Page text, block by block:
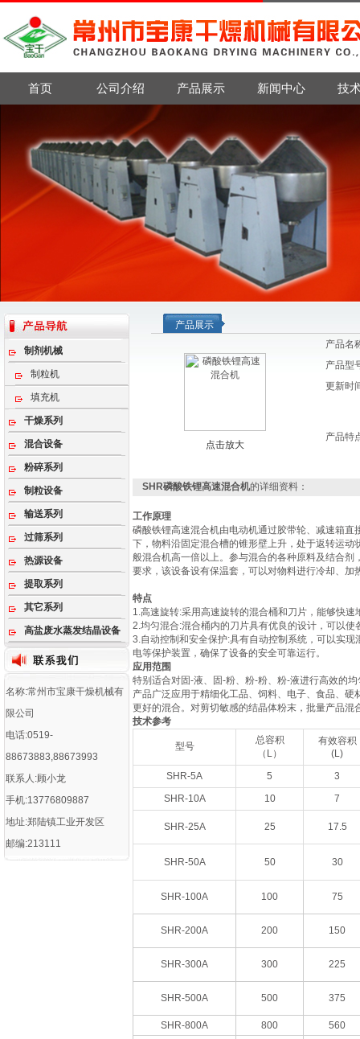
首页 公司介绍 产品展示 新闻中心 技
制剂机械
制粒机
填充机
干燥系列
混合设备
粉碎系列
制粒设备
输送系列
过筛系列
热源设备
提取系列
其它系列
高盐废水蒸发结晶设备
名称:常州市宝康干燥机械有
限公司
电话:0519-
88673883,88673993
联系人:顾小龙
手机:13776809887
地址:郑陆镇工业开发区
邮编:213111
产品展示
点击放大
产品名
产品型
更新时
产品特
SHR磷酸铁锂‌高速混合机的详细资料：
工作原理
磷酸铁锂‌高速混合机由电动机通过胶带轮、减速箱
下，物料沿固定混合槽的锥形壁上升，处于返转运
般混合机高一倍以上。参与混合的各种原料及结合
要求，该设备设有保温套，可以对物料进行冷却、加
特点
1.高速旋转:采用高速旋转的混合桶和刀片，能够快
2.均匀混合:混合桶内的刀片具有优良的设计，可以
3.自动控制和安全保护:具有自动控制系统，可以实
电等保护装置，确保了设备的安全可靠运行。
应用范围
特别适合对固-液、固-粉、粉-粉、粉-液进行高效的
产品广泛应用于精细化工品、饲料、电子、食品、
更好的混合。对剪切敏感的结晶体粉末，批量产品混
技术参考
型号
总容积
（L）
有效容积
(L)
SHR-5A
5
3
SHR-10A
10 7
SHR-25A 25 17.5
SHR-50A 50 30
SHR-100A 100 75
SHR-200A 200 150
SHR-300A 300 225
SHR-500A 500 375
SHR-800A 800
560